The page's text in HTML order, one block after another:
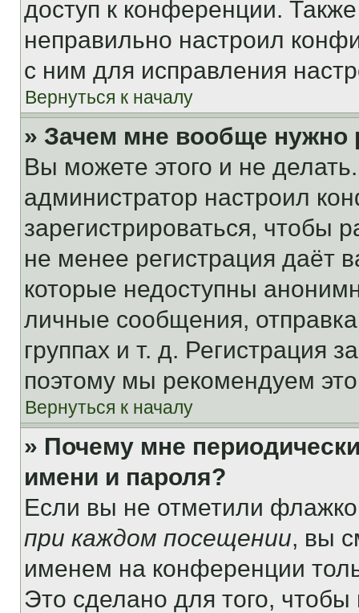
доступ к конференции.
неправильно настроил
с ним для исправления
Вернуться к началу
» Зачем мне вообще нужно
Вы можете этого и не
администратор настроил
зарегистрироваться, чтобы
не менее регистрация даёт
которые недоступны
личные сообщения,
группах и т. д. Регистрация
поэтому мы рекомендуем
Вернуться к началу
» Почему мне
имени и пароля?
Если вы не отметили
при каждом посещении, вы
именем на конференции
Это сделано для того, чтобы